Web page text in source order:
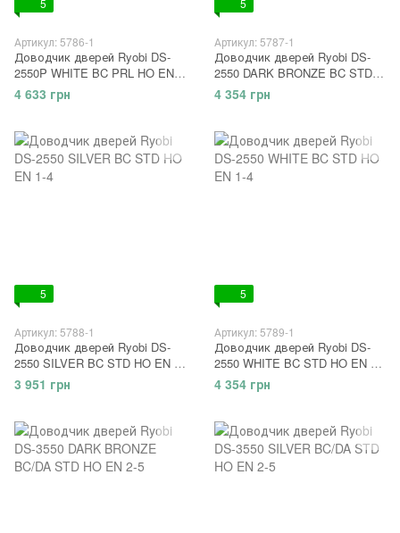
Артикул: 5786-1
Доводчик дверей Ryobi DS-
2550P WHITE BC PRL HO EN
1-3
4 633 грн
Артикул: 5787-1
Доводчик дверей Ryobi DS-
2550 DARK BRONZE BC STD
HO EN 1-4
4 354 грн
5
Артикул: 5788-1
Доводчик дверей Ryobi DS-
2550 SILVER BC STD HO EN 1-
4
3 951 грн
5
Артикул: 5789-1
Доводчик дверей Ryobi DS-
2550 WHITE BC STD HO EN 1-
4
4 354 грн